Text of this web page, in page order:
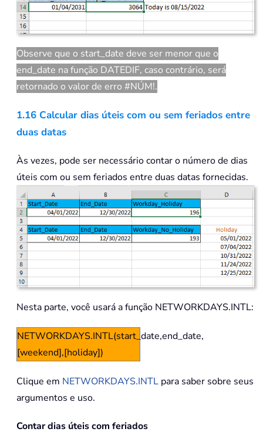
Observe que o start_date deve ser menor que o
end_date na função DATEDIF, caso contrário, será
retornado o valor de erro #NÚM!.
1.16 Calcular dias úteis com ou sem feriados entre
duas datas
Às vezes, pode ser necessário contar o número de dias
úteis com ou sem feriados entre duas datas fornecidas.
Nesta parte, você usará a função NETWORKDAYS.INTL:
NETWORKDAYS.INTL(start_date,end_date,
[weekend],[holiday])
Clique em NETWORKDAYS.INTL para saber sobre seus
argumentos e uso.
Contar dias úteis com feriados